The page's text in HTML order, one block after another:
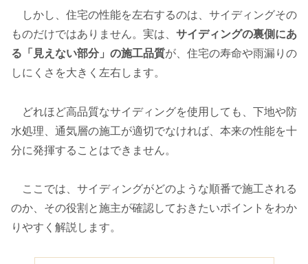
しかし、住宅の性能を左右するのは、サイディングその
ものだけではありません。実は、 サイディングの裏側にあ
る「見えない部分」の施工品質が、住宅の寿命や雨漏りの
しにくさを大きく左右します。
どれほど高品質なサイディングを使用しても、下地や防
水処理、通気層の施工が適切でなければ、本来の性能を十
分に発揮することはできません。
ここでは、サイディングがどのような順番で施工される
のか、その役割と施主が確認しておきたいポイントをわか
りやすく解説します。